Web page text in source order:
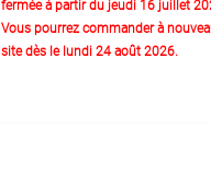
fermée à partir du jeudi 16 juillet
Vous pourrez commander à
site dès le lundi 24 août 2026.